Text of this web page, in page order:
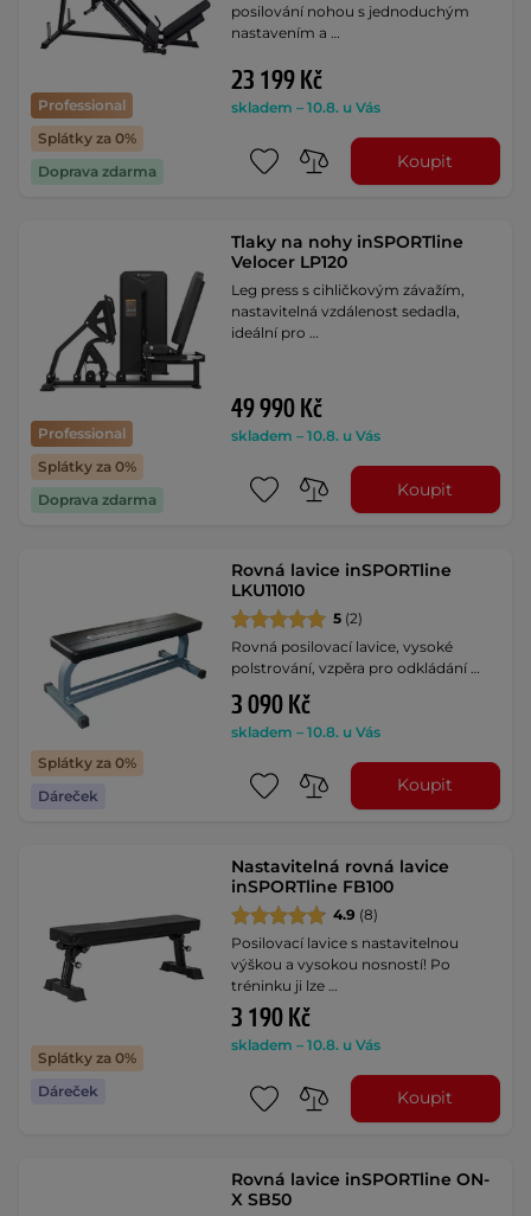
Professional
Splátky za 0%
Doprava zdarma
posilování nohou s jednoduchým
nastavením a …
23 199 Kč
skladem – 10.8. u Vás
Koupit
Professional
Splátky za 0%
Doprava zdarma
Tlaky na nohy inSPORTline
Velocer LP120
Leg press s cihličkovým závažím,
nastavitelná vzdálenost sedadla,
ideální pro …
49 990 Kč
skladem – 10.8. u Vás
Koupit
Splátky za 0%
Dáreček
Rovná lavice inSPORTline
LKU11010
5 (2)
Rovná posilovací lavice, vysoké
polstrování, vzpěra pro odkládání …
3 090 Kč
skladem – 10.8. u Vás
Koupit
Splátky za 0%
Dáreček
Nastavitelná rovná lavice
inSPORTline FB100
4.9 (8)
Posilovací lavice s nastavitelnou
výškou a vysokou nosností! Po
tréninku ji lze …
3 190 Kč
skladem – 10.8. u Vás
Koupit
Rovná lavice inSPORTline ON-
X SB50